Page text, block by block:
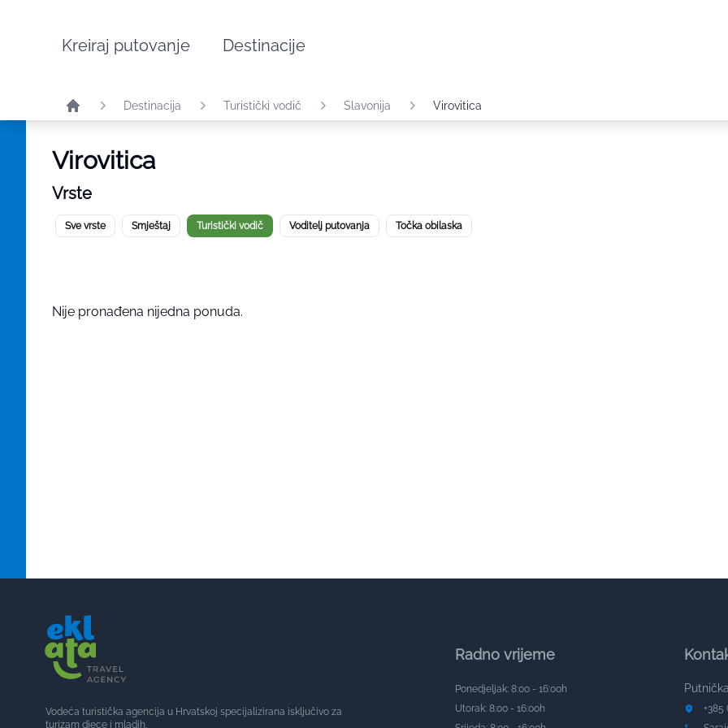
Kreiraj putovanje Destinacije
Destinacija Turistički vodič Slavonija Virovitica
Virovitica
Vrste
Sve vrste Smještaj Turistički vodič Voditelj putovanja Točka obilaska
Nije pronađena nijedna ponuda.
Vodeća turistička agencija u Hrvatskoj specijalizirana isključivo za
turizam djece i mladih.
Radno vrijeme
Ponedjeljak: 8:00 - 16:00h
Utorak: 8:00 - 16:00h
+385